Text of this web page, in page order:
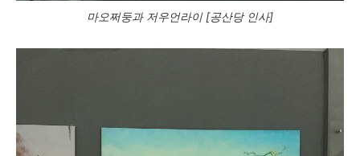
마오쩌둥과 저우언라이 [공산당 인사]